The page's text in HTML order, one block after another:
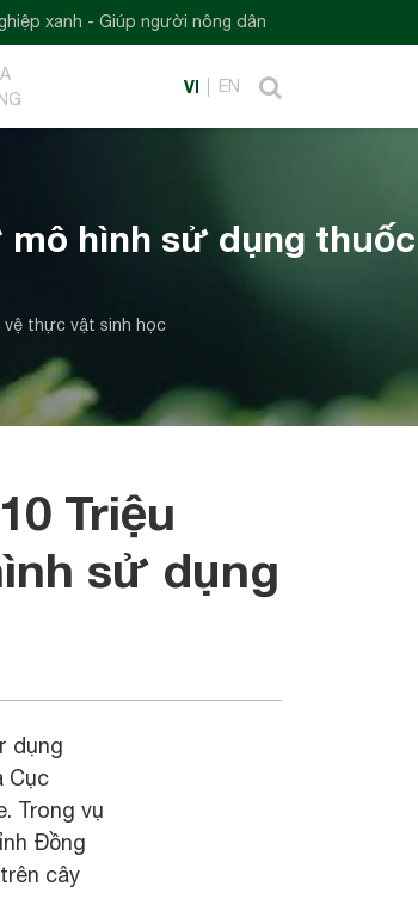
nông dân
VI EN
mô hình sử dụng thuốc
vệ thực vật sinh học
Triệu
sử dụng
dụng
Cục
Trong vụ
Đồng
cây